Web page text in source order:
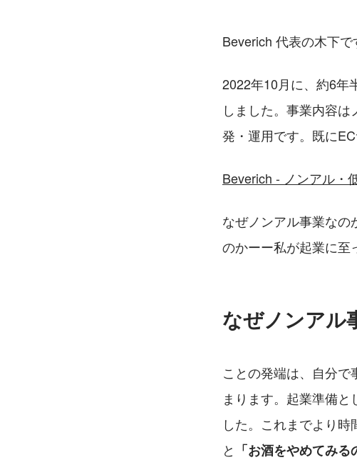
Beverich 代表の木下で
2022年10月に、約6年
しました。事業内容
発・運用です。既に
Beverich - ノンアル・
なぜノンアル事業な
のかーー私が起業に至
なぜノンアル
ことの発端は、自分
まります。起業準備
した。これまでより
と 「お酒をやめてみる